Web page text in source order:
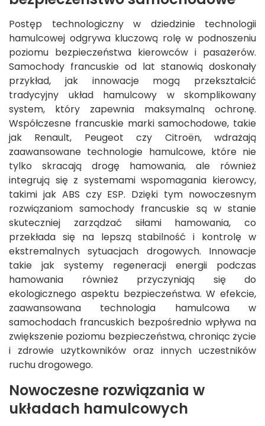
Postęp technologiczny w dziedzinie technologii
hamulcowej odgrywa kluczową rolę w podnoszeniu
poziomu bezpieczeństwa kierowców i pasażerów.
Samochody francuskie od lat stanowią doskonały
przykład, jak innowacje mogą przekształcić
tradycyjny układ hamulcowy w skomplikowany
system, który zapewnia maksymalną ochronę.
Współczesne francuskie marki samochodowe, takie
jak Renault, Peugeot czy Citroën, wdrażają
zaawansowane technologie hamulcowe, które nie
tylko skracają drogę hamowania, ale również
integrują się z systemami wspomagania kierowcy,
takimi jak ABS czy ESP. Dzięki tym nowoczesnym
rozwiązaniom samochody francuskie są w stanie
skuteczniej zarządzać siłami hamowania, co
przekłada się na lepszą stabilność i kontrolę w
ekstremalnych sytuacjach drogowych. Innowacje
takie jak systemy regeneracji energii podczas
hamowania również przyczyniają się do
ekologicznego aspektu bezpieczeństwa. W efekcie,
zaawansowana technologia hamulcowa w
samochodach francuskich bezpośrednio wpływa na
zwiększenie poziomu bezpieczeństwa, chroniąc życie
i zdrowie użytkowników oraz innych uczestników
ruchu drogowego.
Nowoczesne rozwiązania w
układach hamulcowych